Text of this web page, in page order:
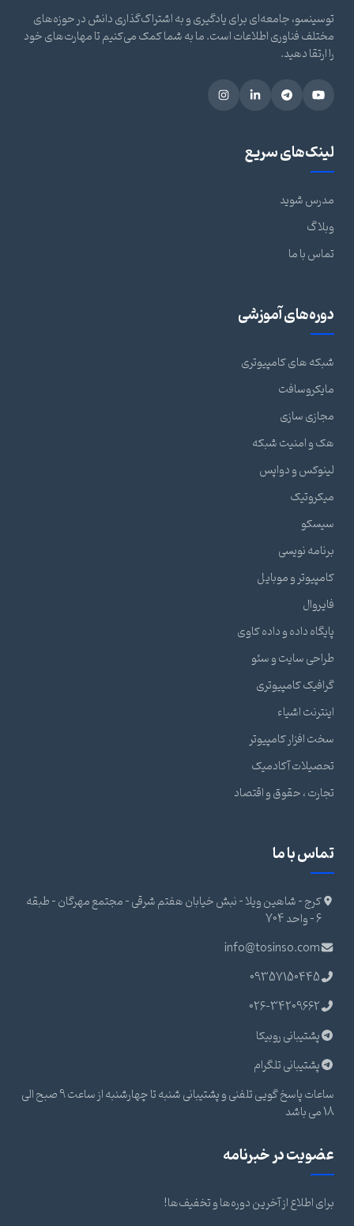
توسینسو، جامعه‌ای برای یادگیری و به اشتراک‌گذاری دانش در حوزه‌های
مختلف فناوری اطلاعات است. ما به شما کمک می‌کنیم تا مهارت‌های خود
را ارتقا دهید.
لینک‌های سریع
مدرس شوید
وبلاگ
تماس با ما
دوره‌های آموزشی
شبکه های کامپیوتری
مایکروسافت
مجازی سازی
هک و امنیت شبکه
لینوکس و دواپس
میکروتیک
سیسکو
برنامه نویسی
کامپیوتر و موبایل
فایروال
پایگاه داده و داده کاوی
طراحی سایت و سئو
گرافیک کامپیوتری
اینترنت اشیاء
سخت افزار کامپیوتر
تحصیلات آکادمیک
تجارت ، حقوق و اقتصاد
تماس با ما
کرج - شاهین ویلا - نبش خیابان هفتم شرقی - مجتمع مهرگان - طبقه
6 - واحد 704
info@tosinso.com
09357150445
026-34209662
پشتیبانی روبیکا
پشتیبانی تلگرام
ساعات پاسخ گویی تلفنی و پشتیبانی شنبه تا چهارشنبه از ساعت 9 صبح الی
18 می باشد
عضویت در خبرنامه
برای اطلاع از آخرین دوره‌ها و تخفیف‌ها!